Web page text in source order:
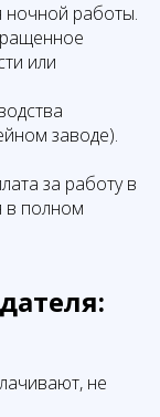
ночной работы.
или
заводе).
за работу в
в полном
не